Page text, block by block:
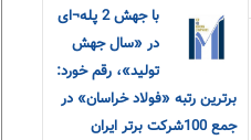
با جهش 2 پله¬ای
در «سال جهش
تولید»، رقم خورد:
برترین رتبه «فولاد خراسان» در
جمع 100شرکت برتر ایران